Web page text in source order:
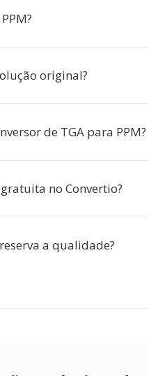
original?
de TGA para PPM?
no Convertio?
a qualidade?